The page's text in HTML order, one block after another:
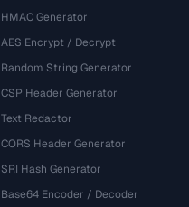
HMAC Generator
AES Encrypt / Decrypt
Random String Generator
CSP Header Generator
Text Redactor
CORS Header Generator
SRI Hash Generator
Base64 Encoder / Decoder